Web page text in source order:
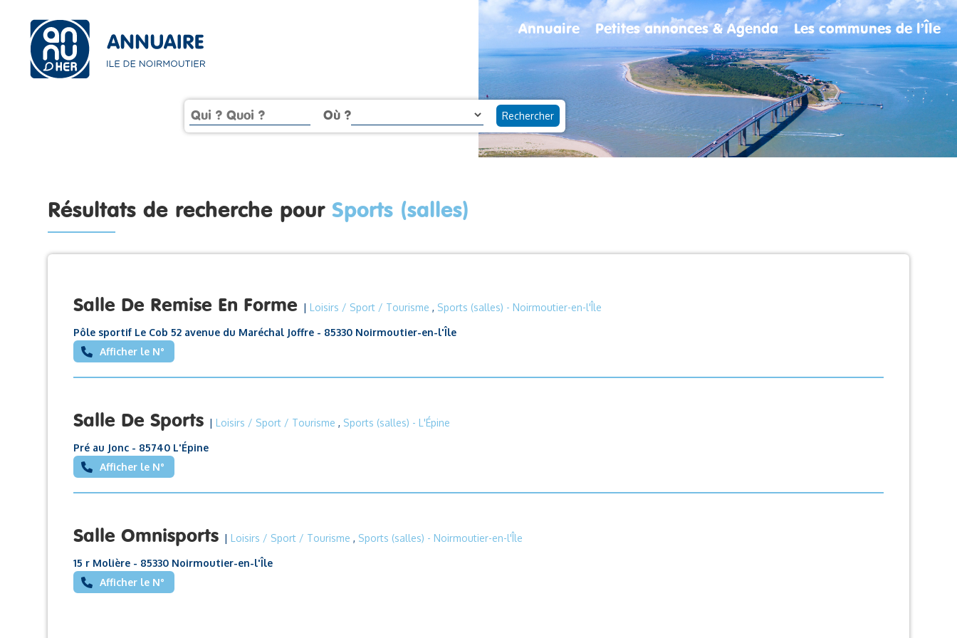
Annuaire Petites annonces & Agenda Les communes de l’Île
Où ?
Résultats de recherche pour Sports (salles)
Salle De Remise En Forme |Loisirs / Sport / Tourisme , Sports (salles) - Noirmoutier-en-l'Île
Pôle sportif Le Cob 52 avenue du Maréchal Joffre - 85330 Noirmoutier-en-l'Île
Afficher le N°
Salle De Sports |Loisirs / Sport / Tourisme , Sports (salles) - L'Épine
Pré au Jonc - 85740 L'Épine
Afficher le N°
Salle Omnisports |Loisirs / Sport / Tourisme , Sports (salles) - Noirmoutier-en-l'Île
15 r Molière - 85330 Noirmoutier-en-l'Île
Afficher le N°